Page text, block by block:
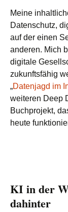
Meine
Datenschutz,
auf der einen
anderen. Mich
digitale
zukunftsfähig
„Datenjagd im
weiteren Deep
Buchprojekt,
heute
KI in der
dahinter